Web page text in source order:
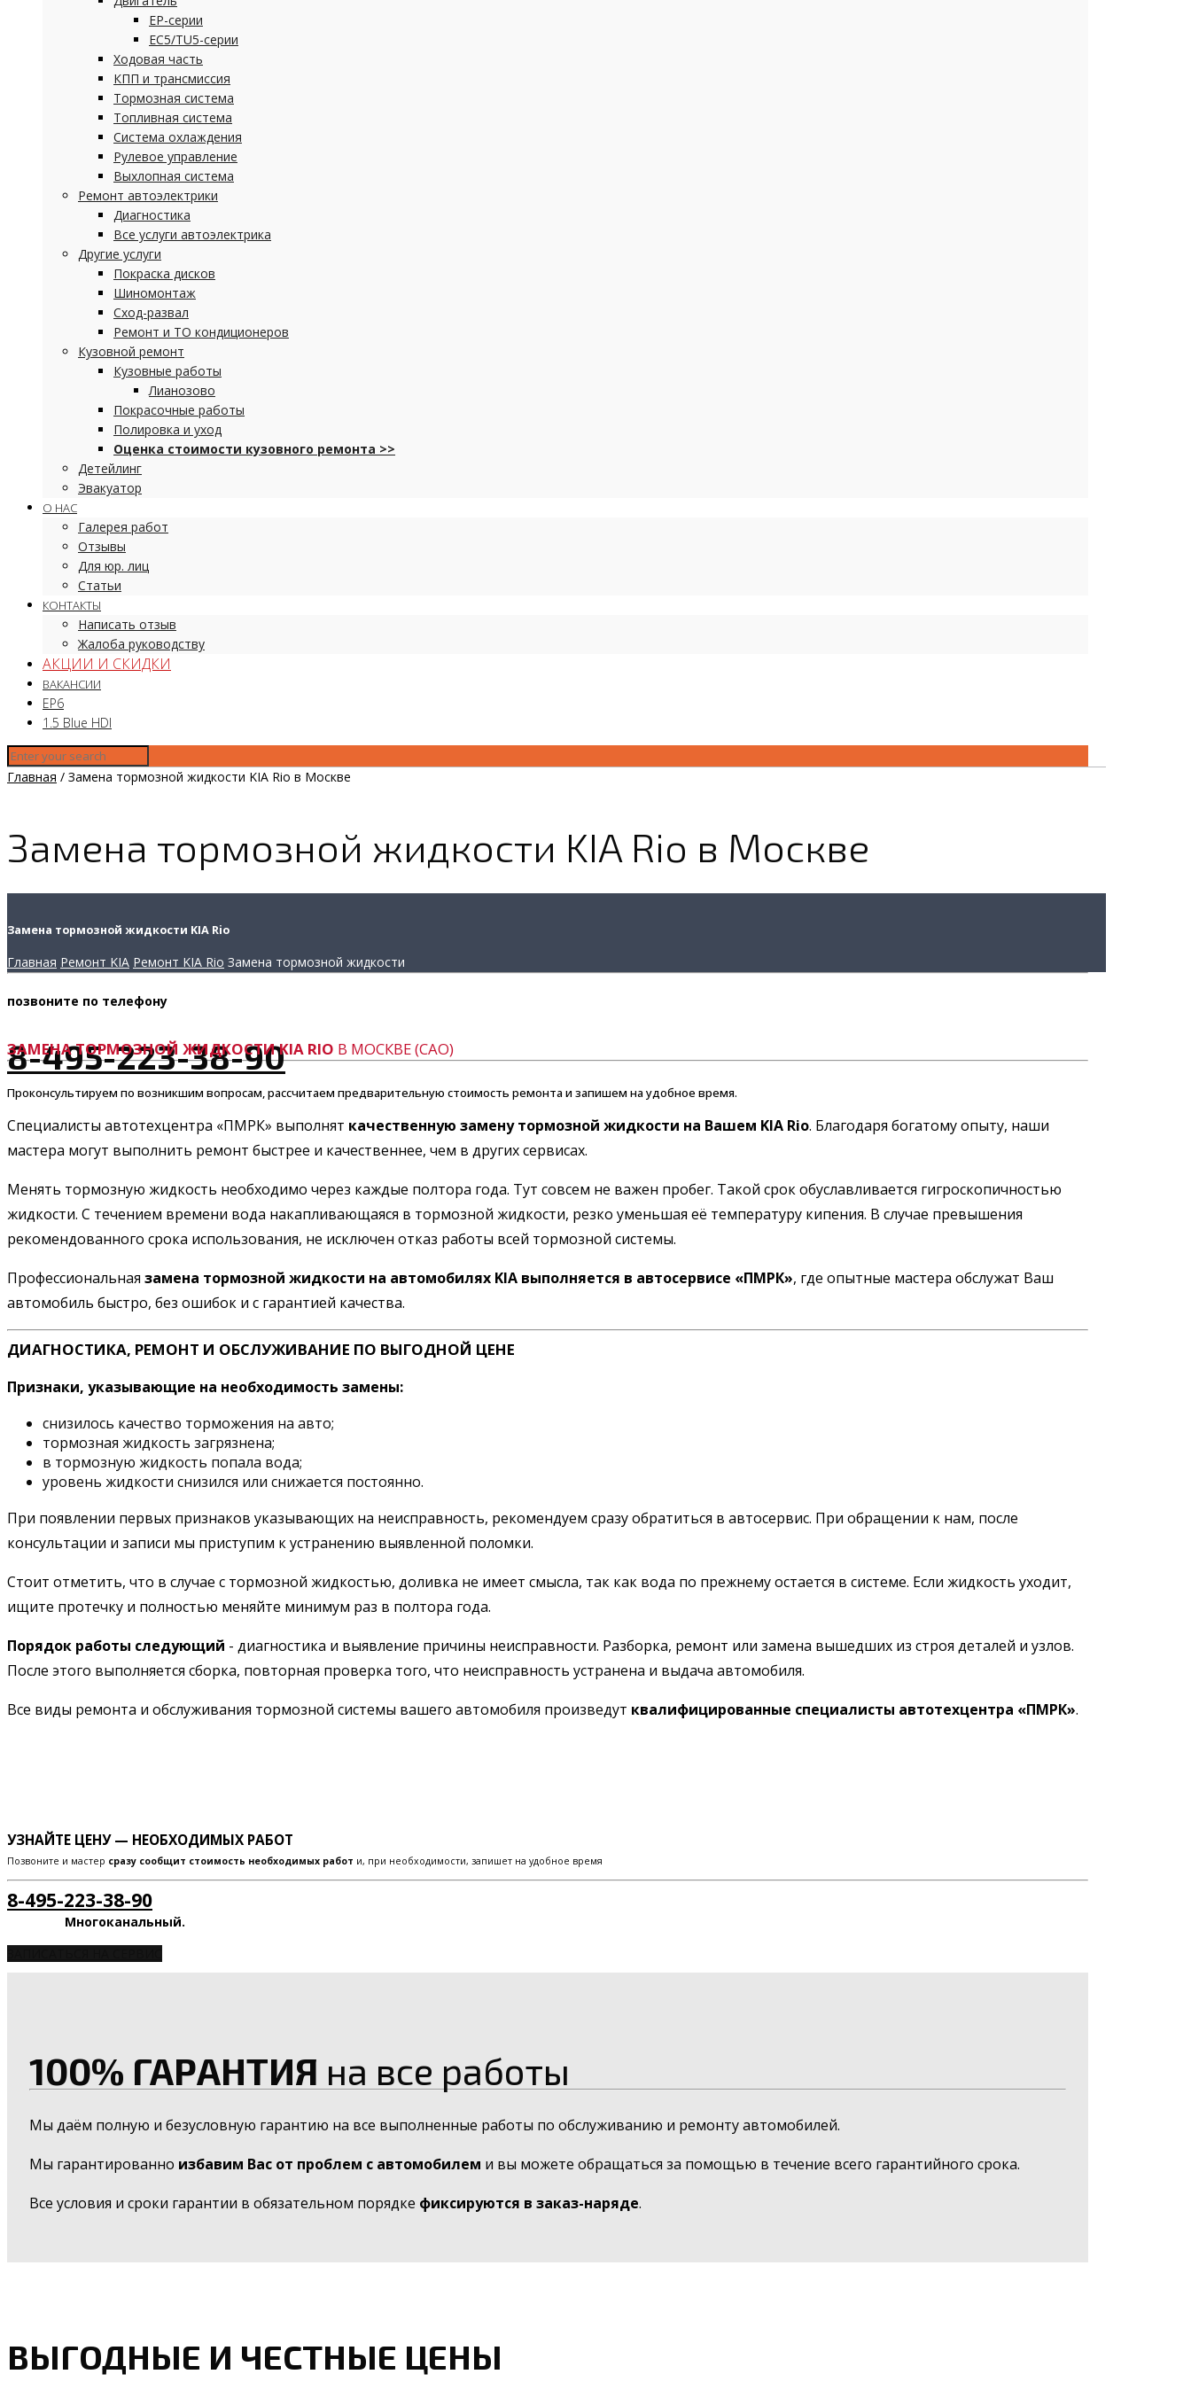
EP-серии
EC5/TU5-серии
Ходовая часть
КПП и трансмиссия
Тормозная система
Топливная система
Система охлаждения
Рулевое управление
Выхлопная система
Ремонт автоэлектрики
Диагностика
Все услуги автоэлектрика
Другие услуги
Покраска дисков
Шиномонтаж
Сход-развал
Ремонт и ТО кондиционеров
Кузовной ремонт
Кузовные работы
Лианозово
Покрасочные работы
Полировка и уход
Оценка стоимости кузовного ремонта >>
Детейлинг
Эвакуатор
О НАС
Галерея работ
Отзывы
Для юр. лиц
Статьи
КОНТАКТЫ
Написать отзыв
Жалоба руководству
АКЦИИ И СКИДКИ
ВАКАНСИИ
EP6
1.5 Blue HDI
Главная / Замена тормозной жидкости KIA Rio в Москве
Замена тормозной жидкости KIA Rio в Москве
Замена тормозной жидкости KIA Rio
Главная Ремонт KIA Ремонт KIA Rio Замена тормозной жидкости
позвоните по телефону
8-495-223-38-90
Проконсультируем по возникшим вопросам, рассчитаем предварительную стоимость ремонта и запишем на удобное время.
ЗАМЕНА ТОРМОЗНОЙ ЖИДКОСТИ KIA RIO В МОСКВЕ (САО)
Специалисты автотехцентра «ПМРК» выполнят качественную замену тормозной жидкости на Вашем KIA Rio. Благодаря богатому опыту, наши
мастера могут выполнить ремонт быстрее и качественнее, чем в других сервисах.
Менять тормозную жидкость необходимо через каждые полтора года. Тут совсем не важен пробег. Такой срок обуславливается гигроскопичностью
жидкости. С течением времени вода накапливающаяся в тормозной жидкости, резко уменьшая её температуру кипения. В случае превышения
рекомендованного срока использования, не исключен отказ работы всей тормозной системы.
Профессиональная замена тормозной жидкости на автомобилях KIA выполняется в автосервисе «ПМРК», где опытные мастера обслужат Ваш
автомобиль быстро, без ошибок и с гарантией качества.
ДИАГНОСТИКА, РЕМОНТ И ОБСЛУЖИВАНИЕ ПО ВЫГОДНОЙ ЦЕНЕ
Признаки, указывающие на необходимость замены:
снизилось качество торможения на авто;
тормозная жидкость загрязнена;
в тормозную жидкость попала вода;
уровень жидкости снизился или снижается постоянно.
При появлении первых признаков указывающих на неисправность, рекомендуем сразу обратиться в автосервис. При обращении к нам, после
консультации и записи мы приступим к устранению выявленной поломки.
Стоит отметить, что в случае с тормозной жидкостью, доливка не имеет смысла, так как вода по прежнему остается в системе. Если жидкость уходит,
ищите протечку и полностью меняйте минимум раз в полтора года.
Порядок работы следующий - диагностика и выявление причины неисправности. Разборка, ремонт или замена вышедших из строя деталей и узлов.
После этого выполняется сборка, повторная проверка того, что неисправность устранена и выдача автомобиля.
Все виды ремонта и обслуживания тормозной системы вашего автомобиля произведут квалифицированные специалисты автотехцентра «ПМРК».
УЗНАЙТЕ ЦЕНУ — НЕОБХОДИМЫХ РАБОТ
Позвоните и мастер сразу сообщит стоимость необходимых работ и, при необходимости, запишет на удобное время
8-495-223-38-90
Многоканальный.
100% ГАРАНТИЯ на все работы
Мы даём полную и безусловную гарантию на все выполненные работы по обслуживанию и ремонту автомобилей.
Мы гарантированно избавим Вас от проблем с автомобилем и вы можете обращаться за помощью в течение всего гарантийного срока.
Все условия и сроки гарантии в обязательном порядке фиксируются в заказ-наряде.
ВЫГОДНЫЕ И ЧЕСТНЫЕ ЦЕНЫ